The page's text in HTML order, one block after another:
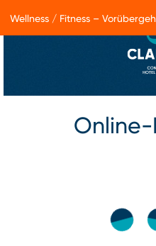
Wellness / Fitness –